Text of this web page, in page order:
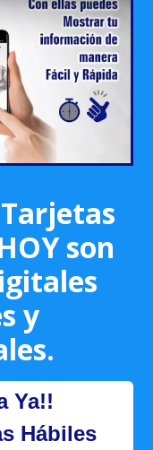
(Google I/O '18)
son
y
Ya!!
Hábiles